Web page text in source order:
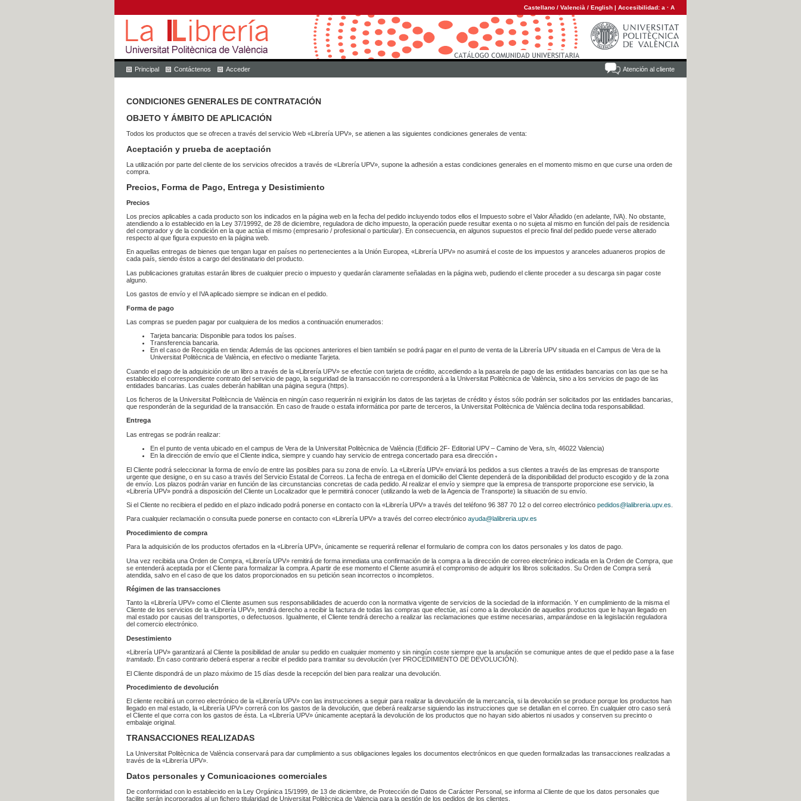
Castellano / Valencià / English | Accesibilidad: a · A
Atención al cliente
Principal Contáctenos Acceder
CONDICIONES GENERALES DE CONTRATACIÓN
OBJETO Y ÁMBITO DE APLICACIÓN
Todos los productos que se ofrecen a través del servicio Web «Librería UPV», se atienen a las siguientes condiciones generales de venta:
Aceptación y prueba de aceptación
La utilización por parte del cliente de los servicios ofrecidos a través de «Librería UPV», supone la adhesión a estas condiciones generales en el momento mismo en que curse una orden de
compra.
Precios, Forma de Pago, Entrega y Desistimiento
Precios
Los precios aplicables a cada producto son los indicados en la página web en la fecha del pedido incluyendo todos ellos el Impuesto sobre el Valor Añadido (en adelante, IVA). No obstante,
atendiendo a lo establecido en la Ley 37/19992, de 28 de diciembre, reguladora de dicho impuesto, la operación puede resultar exenta o no sujeta al mismo en función del país de residencia
del comprador y de la condición en la que actúa el mismo (empresario / profesional o particular). En consecuencia, en algunos supuestos el precio final del pedido puede verse alterado
respecto al que figura expuesto en la página web.
En aquellas entregas de bienes que tengan lugar en países no pertenecientes a la Unión Europea, «Librería UPV» no asumirá el coste de los impuestos y aranceles aduaneros propios de
cada país, siendo éstos a cargo del destinatario del producto.
Las publicaciones gratuitas estarán libres de cualquier precio o impuesto y quedarán claramente señaladas en la página web, pudiendo el cliente proceder a su descarga sin pagar coste
alguno.
Los gastos de envío y el IVA aplicado siempre se indican en el pedido.
Forma de pago
Las compras se pueden pagar por cualquiera de los medios a continuación enumerados:
Tarjeta bancaria: Disponible para todos los países.
Transferencia bancaria.
En el caso de Recogida en tienda: Además de las opciones anteriores el bien también se podrá pagar en el punto de venta de la Librería UPV situada en el Campus de Vera de la
Universitat Politècnica de València, en efectivo o mediante Tarjeta.
Cuando el pago de la adquisición de un libro a través de la «Librería UPV» se efectúe con tarjeta de crédito, accediendo a la pasarela de pago de las entidades bancarias con las que se ha
establecido el correspondiente contrato del servicio de pago, la seguridad de la transacción no corresponderá a la Universitat Politècnica de València, sino a los servicios de pago de las
entidades bancarias. Las cuales deberán habilitan una página segura (https).
Los ficheros de la Universitat Politècncia de València en ningún caso requerirán ni exigirán los datos de las tarjetas de crédito y éstos sólo podrán ser solicitados por las entidades bancarias,
que responderán de la seguridad de la transacción. En caso de fraude o estafa informática por parte de terceros, la Universitat Politècnica de València declina toda responsabilidad.
Entrega
Las entregas se podrán realizar:
En el punto de venta ubicado en el campus de Vera de la Universitat Politècnica de València (Edificio 2F- Editorial UPV – Camino de Vera, s/n, 46022 Valencia)
En la dirección de envío que el Cliente indica, siempre y cuando hay servicio de entrega concertado para esa dirección .
El Cliente podrá seleccionar la forma de envío de entre las posibles para su zona de envío. La «Librería UPV» enviará los pedidos a sus clientes a través de las empresas de transporte
urgente que designe, o en su caso a través del Servicio Estatal de Correos. La fecha de entrega en el domicilio del Cliente dependerá de la disponibilidad del producto escogido y de la zona
de envío. Los plazos podrán variar en función de las circunstancias concretas de cada pedido. Al realizar el envío y siempre que la empresa de transporte proporcione ese servicio, la
«Librería UPV» pondrá a disposición del Cliente un Localizador que le permitirá conocer (utilizando la web de la Agencia de Transporte) la situación de su envío.
Si el Cliente no recibiera el pedido en el plazo indicado podrá ponerse en contacto con la «Librería UPV» a través del teléfono 96 387 70 12 o del correo electrónico pedidos@lalibreria.upv.es
Para cualquier reclamación o consulta puede ponerse en contacto con «Librería UPV» a través del correo electrónico ayuda@lalibreria.upv.es
Procedimiento de compra
Para la adquisición de los productos ofertados en la «Librería UPV», únicamente se requerirá rellenar el formulario de compra con los datos personales y los datos de pago.
Una vez recibida una Orden de Compra, «Librería UPV» remitirá de forma inmediata una confirmación de la compra a la dirección de correo electrónico indicada en la Orden de Compra, que
se entenderá aceptada por el Cliente para formalizar la compra. A partir de ese momento el Cliente asumirá el compromiso de adquirir los libros solicitados. Su Orden de Compra será
atendida, salvo en el caso de que los datos proporcionados en su petición sean incorrectos o incompletos.
Régimen de las transacciones
Tanto la «Librería UPV» como el Cliente asumen sus responsabilidades de acuerdo con la normativa vigente de servicios de la sociedad de la información. Y en cumplimiento de la misma el
Cliente de los servicios de la «Librería UPV», tendrá derecho a recibir la factura de todas las compras que efectúe, así como a la devolución de aquellos productos que le hayan llegado en
mal estado por causas del transportes, o defectuosos. Igualmente, el Cliente tendrá derecho a realizar las reclamaciones que estime necesarias, amparándose en la legislación reguladora
del comercio electrónico.
Desestimiento
«Librería UPV» garantizará al Cliente la posibilidad de anular su pedido en cualquier momento y sin ningún coste siempre que la anulación se comunique antes de que el pedido pase a la fase
tramitado . En caso contrario deberá esperar a recibir el pedido para tramitar su devolución (ver PROCEDIMIENTO DE DEVOLUCIÓN).
El Cliente dispondrá de un plazo máximo de 15 días desde la recepción del bien para realizar una devolución.
Procedimiento de devolución
El cliente recibirá un correo electrónico de la «Librería UPV» con las instrucciones a seguir para realizar la devolución de la mercancía, si la devolución se produce porque los productos han
llegado en mal estado, la «Librería UPV» correrá con los gastos de la devolución, que deberá realizarse siguiendo las instrucciones que se detallan en el correo. En cualquier otro caso será
el Cliente el que corra con los gastos de ésta. La «Librería UPV» únicamente aceptará la devolución de los productos que no hayan sido abiertos ni usados y conserven su precinto o
embalaje original.
TRANSACCIONES REALIZADAS
La Universitat Politècnica de València conservará para dar cumplimiento a sus obligaciones legales los documentos electrónicos en que queden formalizadas las transacciones realizadas a
través de la «Librería UPV».
Datos personales y Comunicaciones comerciales
De conformidad con lo establecido en la Ley Orgánica 15/1999, de 13 de diciembre, de Protección de Datos de Carácter Personal, se informa al Cliente de que los datos personales que
facilite serán incorporados al un fichero titularidad de Universitat Politècnica de Valencia para la gestión de los pedidos de los clientes.